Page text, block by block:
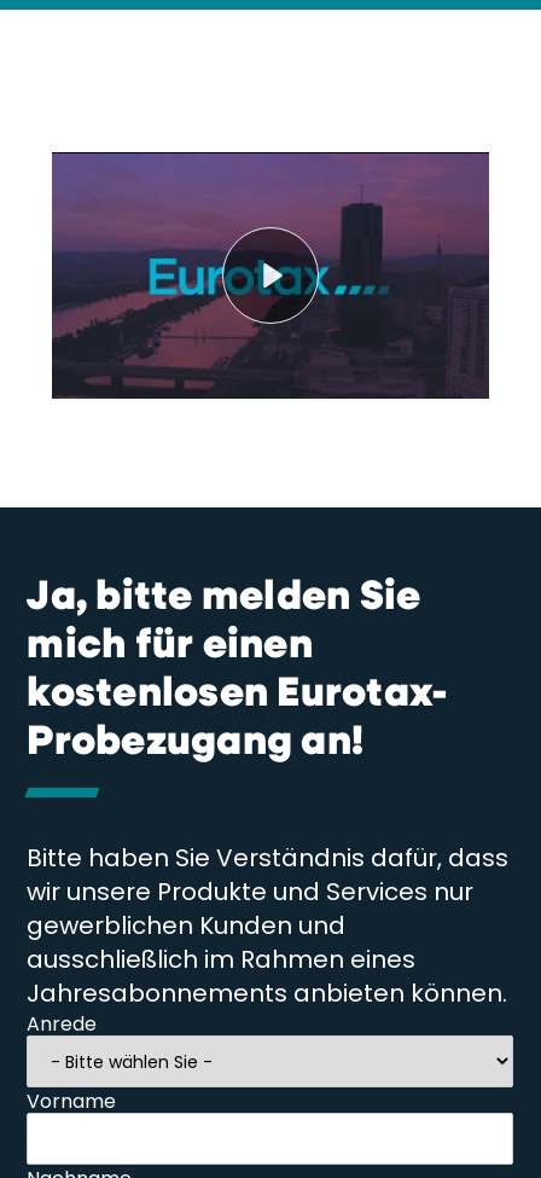
Play
Ja, bitte melden Sie
mich für einen
kostenlosen Eurotax-
Probezugang an!